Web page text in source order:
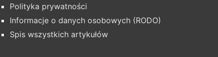
Polityka prywatności
Informacje o danych osobowych (RODO)
Spis wszystkich artykułów